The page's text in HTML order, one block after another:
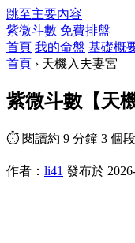
跳至主要內容
紫微斗數 免費排盤
首頁 我的命盤 基礎概
首頁 › 天機入夫妻宮
紫微斗數【天
⏱ 閱讀約 9 分鐘 3 個
作者： li41 發布於